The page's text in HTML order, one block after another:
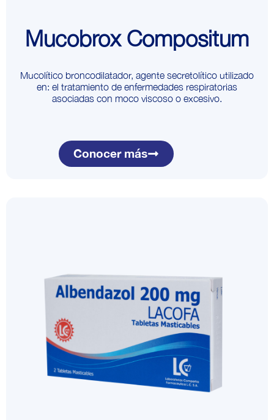
Mucobrox Compositum
Mucolítico broncodilatador, agente secretolítico utilizado
en: el tratamiento de enfermedades respiratorias
asociadas con moco viscoso o excesivo.
Conocer más